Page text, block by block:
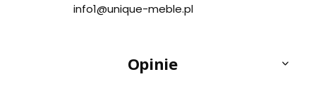
info1@unique-meble.pl
Opinie